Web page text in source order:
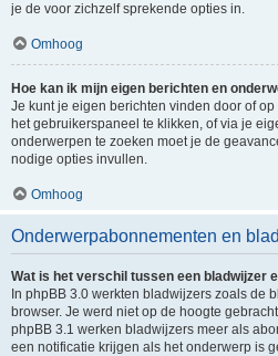
je de voor zichzelf sprekende opties in.
Omhoog
Hoe kan ik mijn eigen berichten en
Je kunt je eigen berichten vinden door of
het gebruikerspaneel te klikken, of via je
onderwerpen te zoeken moet je de
nodige opties invullen.
Omhoog
Onderwerpabonnementen en
Wat is het verschil tussen een bladwijzer
In phpBB 3.0 werkten bladwijzers zoals de
browser. Je werd niet op de hoogte
phpBB 3.1 werken bladwijzers meer als
een notificatie krijgen als het onderwerp is